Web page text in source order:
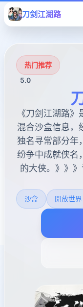
刀剑江湖路
热门推荐
5.0
《刀剑江湖路
混合沙盒信息，
独名寻常部分年
纷争中成就侠名
的大侠。》》
沙盒 開放世界